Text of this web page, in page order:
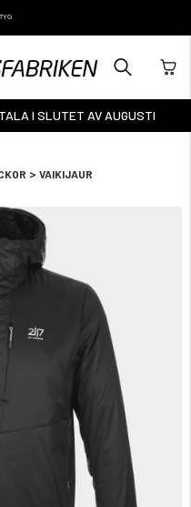
I SLUTET AV AUGUSTI
> VAIKIJAUR